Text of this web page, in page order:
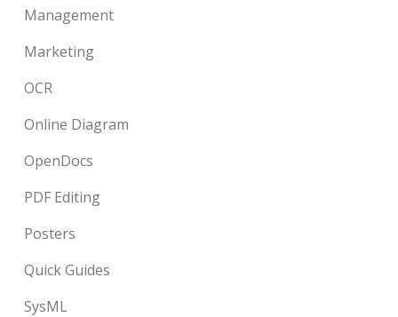
Management
Marketing
OCR
Online Diagram
OpenDocs
PDF Editing
Posters
Quick Guides
SysML